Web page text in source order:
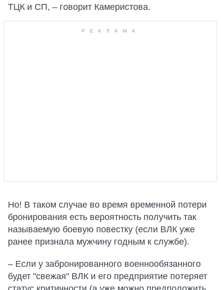
ТЦК и СП, – говорит Камеристова.
Но! В таком случае во время временной потери
бронирования есть вероятность получить так
называемую боевую повестку (если ВЛК уже
ранее признала мужчину годным к службе).
– Если у забронированного военнообязанного
будет "свежая" ВЛК и его предприятие потеряет